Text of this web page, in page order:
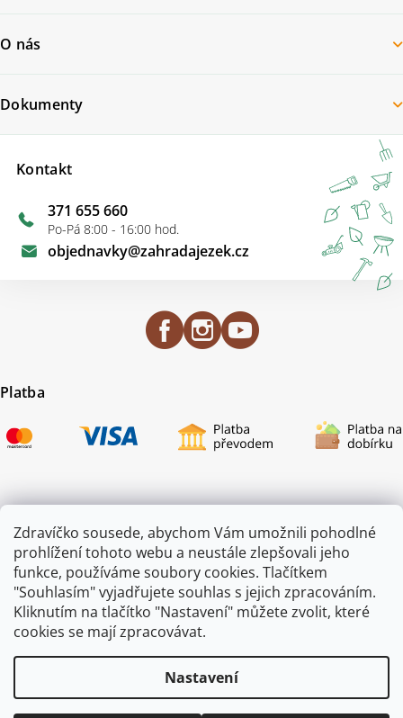
Zdravíčko sousede, abychom Vám umožnili pohodlné
prohlížení tohoto webu a neustále zlepšovali jeho
funkce, používáme soubory cookies. Tlačítkem
"Souhlasím" vyjadřujete souhlas s jejich zpracováním.
Kliknutím na tlačítko "Nastavení" můžete zvolit, které
cookies se mají zpracovávat.
Nastavení
O nás
Kontakt
objednavky@zahradajezek.cz
371 655 660
Po-Pá 8:00 - 16:00 hod.
Dokumenty
Platba
Certifikace
Copyright 2026ZAHRADA JEŽEK. Všechna práva vyhrazena.